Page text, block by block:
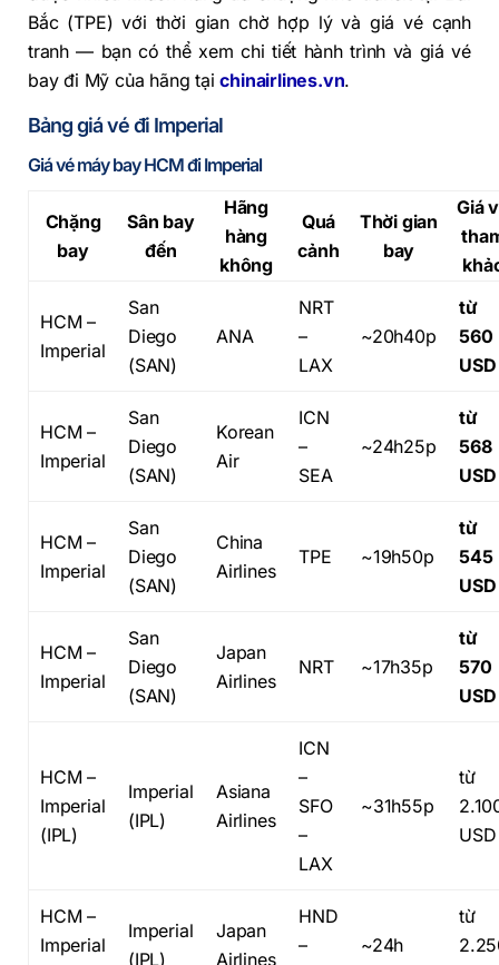
Bắc (TPE) với thời gian chờ hợp lý và giá vé cạnh
tranh — bạn có thể xem chi tiết hành trình và giá vé
bay đi Mỹ của hãng tạichinairlines.vn.
Bảng giá vé đi Imperial
Giá vé máy bay HCM đi Imperial
Chặng
bay
Sân bay
đến
Hãng
hàng
không
Quá
cảnh
Thời gian
bay
Giá
HCM –
Imperial
San
Diego
(SAN)
ANA
NRT
–
LAX
~20h40p
từ
560
USD
HCM –
Imperial
San
Diego
(SAN)
Korean
Air
ICN
–
SEA
~24h25p
từ
568
USD
HCM –
Imperial
San
Diego
(SAN)
China
Airlines
TPE ~19h50p
từ
545
USD
HCM –
Imperial
San
Diego
(SAN)
Japan
Airlines
NRT ~17h35p
từ
570
USD
HCM –
Imperial
(IPL)
Imperial
(IPL)
Asiana
Airlines
ICN
–
SFO
–
LAX
~31h55p
từ
USD
HCM –
Imperial
Imperial
(IPL)
Japan
Airlines
HND
–
~24h
từ